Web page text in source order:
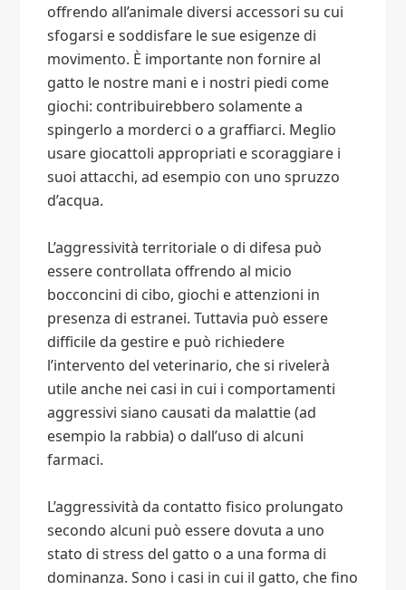
offrendo all’animale diversi accessori su cui
sfogarsi e soddisfare le sue esigenze di
movimento. È importante non fornire al
gatto le nostre mani e i nostri piedi come
giochi: contribuirebbero solamente a
spingerlo a morderci o a graffiarci. Meglio
usare giocattoli appropriati e scoraggiare i
suoi attacchi, ad esempio con uno spruzzo
d’acqua.
L’aggressività territoriale o di difesa può
essere controllata offrendo al micio
bocconcini di cibo, giochi e attenzioni in
presenza di estranei. Tuttavia può essere
difficile da gestire e può richiedere
l’intervento del veterinario, che si rivelerà
utile anche nei casi in cui i comportamenti
aggressivi siano causati da malattie (ad
esempio la rabbia) o dall’uso di alcuni
farmaci.
L’aggressività da contatto fisico prolungato
secondo alcuni può essere dovuta a uno
stato di stress del gatto o a una forma di
dominanza. Sono i casi in cui il gatto, che fino